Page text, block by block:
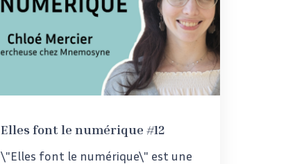
Elles font le numérique #12
\"Elles font le numérique\" est une